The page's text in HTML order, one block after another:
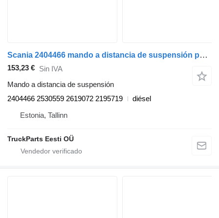
Scania 2404466 mando a distancia de suspensión para Scania L,P,G,R,S-series (2016-) cabeza tractora
153,23 € Sin IVA
Mando a distancia de suspensión
2404466 2530559 2619072 2195719
diésel
Estonia, Tallinn
TruckParts Eesti OÜ